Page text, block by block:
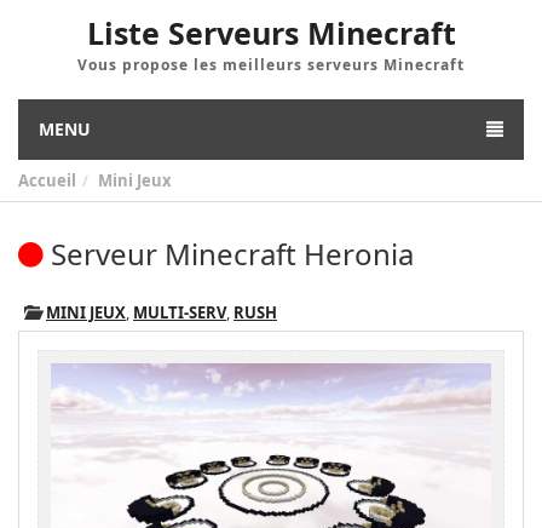
Liste Serveurs Minecraft
Vous propose les meilleurs serveurs Minecraft
MENU
Accueil Mini Jeux
Serveur Minecraft Heronia
MINI JEUX, MULTI-SERV, RUSH